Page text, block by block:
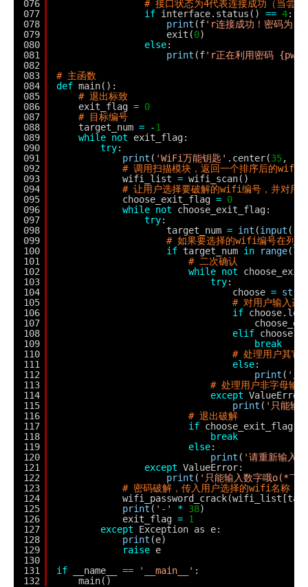
076
077
078
079
080
081
082
083
084
085
086
087
088
089
090
091
092
093
094
095
096
097
098
099
100
101
102
103
104
105
106
107
108
109
110
111
112
113
114
115
116
117
118
119
120
121
122
123
124
125
126
127
128
129
130
131
132
# 接口状态为4代表连接成功（当尝
if interface.status() == 4:
print (f'r连接成功！密码为
exit(0)
else:
print (f'r正在利用密码
# 主函数
def main():
# 退出标致
exit_flag = 0
# 目标编号
target_num = -1
while not
exit_flag:
try:
print ( 'WiFi万能钥匙' .center(35,
# 调用扫描模块，返回一个排序后的wifi
wifi_list = wifi_scan()
# 让用户选择要破解的wifi编号，并对用
choose_exit_flag = 0
while not
choose_exit_flag:
try:
target_num = int (input (
# 如果要选择的wifi编号在列表
if target_num in range(
# 二次确认
while not
try:
choose = str
# 对用户输入进
if
elif
break
# 处理用户其它
else:
print ( '只
# 处理用户非字母输入
except
print ( '只能输
# 退出破解
if choose_exit_flag
break
else:
print ( '请重新输入
except ValueError:
print ( '只能输入数字哦o(*￣
# 密码破解，传入用户选择的wifi名称
print ( '-' * 38)
exit_flag = 1
except
Exception as e:
print (e)
raise e
if
__name__ == '__main__' :
main()